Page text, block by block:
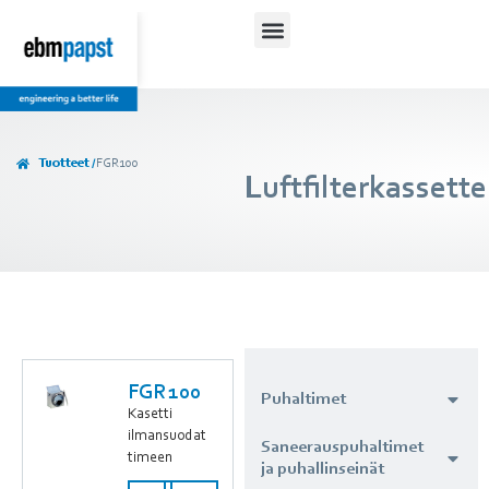
Tuotteet /FGR100
FGR100
Kasetti
ilmansuodat
timeen
Puhaltimet
Saneerauspuhaltimet
ja puhallinseinät